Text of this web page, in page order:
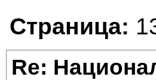
Страница:
Re: